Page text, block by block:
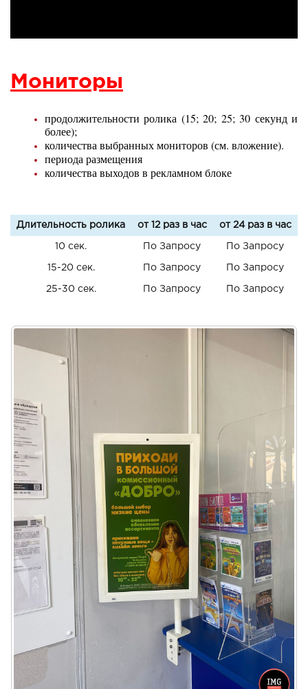
Мониторы
продолжительности ролика (15; 20; 25; 30 секунд и
более);
количества выбранных мониторов (см. вложение).
периода размещения
количества выходов в рекламном блоке
Длительность ролика от 12 раз в час от 24 раз в час
10 сек. По Запросу По Запросу
15-20 сек. По Запросу По Запросу
25-30 сек. По Запросу По Запросу